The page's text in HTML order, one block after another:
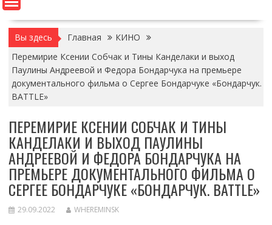
Вы здесь Главная
КИНО
Перемирие Ксении Собчак и Тины Канделаки и выход
Паулины Андреевой и Федора Бондарчука на премьере
документального фильма о Сергее Бондарчуке «Бондарчук.
BATTLE»
ПЕРЕМИРИЕ КСЕНИИ СОБЧАК И ТИНЫ
КАНДЕЛАКИ И ВЫХОД ПАУЛИНЫ
АНДРЕЕВОЙ И ФЕДОРА БОНДАРЧУКА НА
ПРЕМЬЕРЕ ДОКУМЕНТАЛЬНОГО ФИЛЬМА О
СЕРГЕЕ БОНДАРЧУКЕ «БОНДАРЧУК. BATTLE»
29.09.2022 WHEREMINSK